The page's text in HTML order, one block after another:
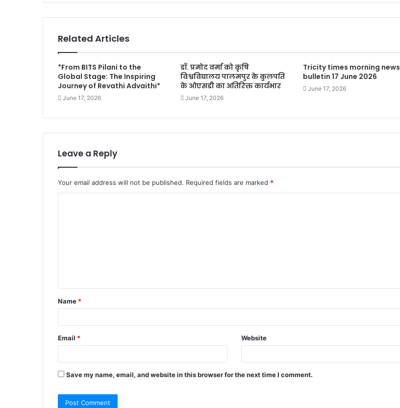
Related Articles
*From BITS Pilani to the
Global Stage: The Inspiring
Journey of Revathi Advaithi*
June 17, 2026
डॉ. प्रमोद वर्मा को कृषि
विश्वविद्यालय पालमपुर के कुलपति
के ओएसडी का अतिरिक्त कार्यभार
June 17, 2026
Tricity times morning news
bulletin 17 June 2026
June 17, 2026
Leave a Reply
Your email address will not be published. Required fields are marked *
Name *
Email * Website
Save my name, email, and website in this browser for the next time I comment.